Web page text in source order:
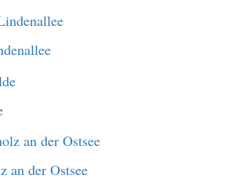
an der Ostsee